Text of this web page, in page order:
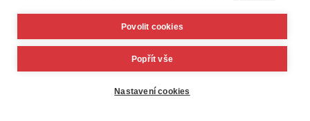
Povolit cookies
Popřít vše
Nastavení cookies